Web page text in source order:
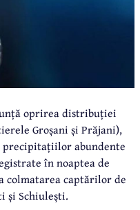
oprirea distribuției
Groșani și Prăjani),
precipitațiilor abundente
în noaptea de
colmatarea captărilor de
și Schiulești.